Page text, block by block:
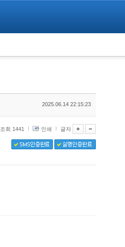
2025.06.14 22:15:23
조회 1441 인쇄 글자